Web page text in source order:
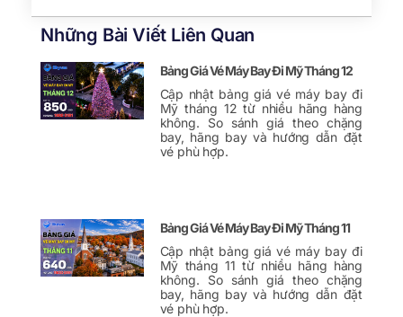
Những Bài Viết Liên Quan
Bảng Giá Vé Máy Bay Đi Mỹ Tháng 12
Cập nhật bảng giá vé máy bay đi
Mỹ tháng 12 từ nhiều hãng hàng
không. So sánh giá theo chặng
bay, hãng bay và hướng dẫn đặt
vé phù hợp.
Bảng Giá Vé Máy Bay Đi Mỹ Tháng 11
Cập nhật bảng giá vé máy bay đi
Mỹ tháng 11 từ nhiều hãng hàng
không. So sánh giá theo chặng
bay, hãng bay và hướng dẫn đặt
vé phù hợp.